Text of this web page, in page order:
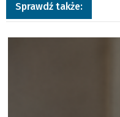
Sprawdź także:
a